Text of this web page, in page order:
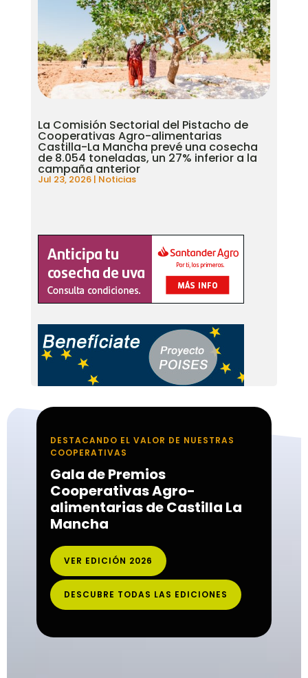
La Comisión Sectorial del Pistacho de
Cooperativas Agro-alimentarias
Castilla-La Mancha prevé una cosecha
de 8.054 toneladas, un 27% inferior a la
campaña anterior
Jul 23, 2026| Noticias
DESTACANDO EL VALOR DE NUESTRAS
COOPERATIVAS
Gala de Premios
Cooperativas Agro-
alimentarias de Castilla La
Mancha
VER EDICIÓN 2026
DESCUBRE TODAS LAS EDICIONES